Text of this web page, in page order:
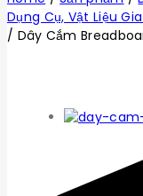
Dụng Cụ, Vật Liệu
/ Dây Cắm